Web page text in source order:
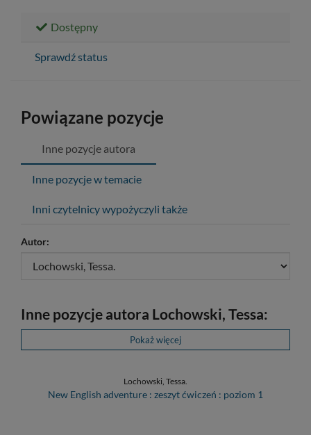
Dostępny
Sprawdź status
Powiązane pozycje
Inne pozycje autora
Inne pozycje w temacie
Inni czytelnicy wypożyczyli także
Autor:
Inne pozycje autora Lochowski, Tessa:
Pokaż więcej
Lochowski, Tessa.
New English adventure : zeszyt ćwiczeń : poziom 1